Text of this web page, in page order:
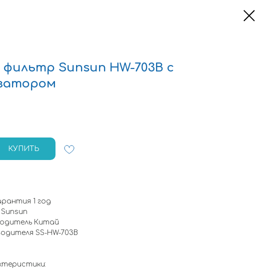
Sunsun HW-703B с
КУПИТЬ
1 год
Китай
SS-HW-703B